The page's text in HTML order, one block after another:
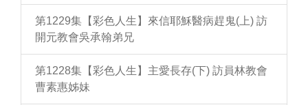
第1229集【彩色人生】來信耶穌醫病趕鬼(上) 訪
開元教會吳承翰弟兄
第1228集【彩色人生】主愛長存(下) 訪員林教會
曹素惠姊妹